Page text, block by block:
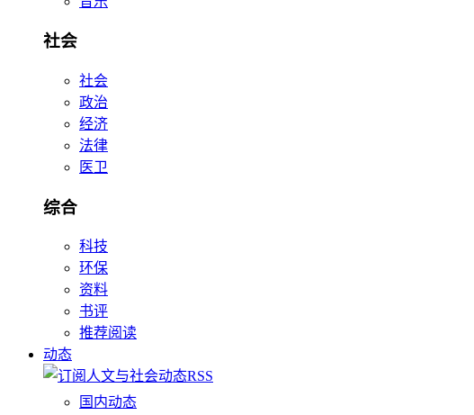
社会
社会
政治
经济
法律
医卫
综合
科技
环保
资料
书评
推荐阅读
动态
国内动态